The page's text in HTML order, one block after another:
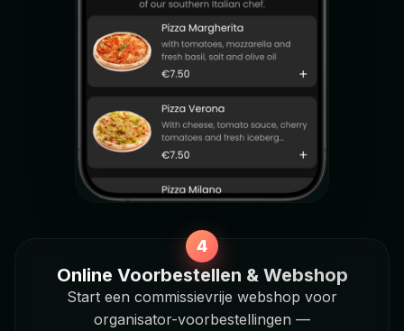
Online Voorbestellen & Webshop
Start een commissievrije webshop voor
organisator-voorbestellingen —